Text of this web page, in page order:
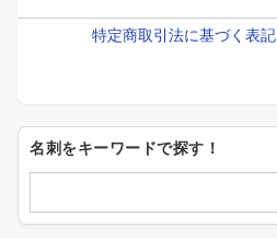
特定商取引法に基づく表記
名刺をキーワードで探す！